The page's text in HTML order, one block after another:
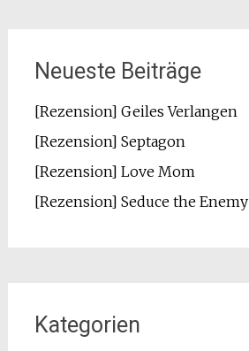
Neueste Beiträge
[Rezension] Geiles Verlangen
[Rezension] Septagon
[Rezension] Love Mom
[Rezension] Seduce the Enemy
Kategorien